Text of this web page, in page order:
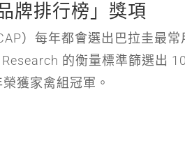
牌排行榜」獎項
）每年都會選出巴拉圭最
的衡量標準篩選出
獲家禽組冠軍。